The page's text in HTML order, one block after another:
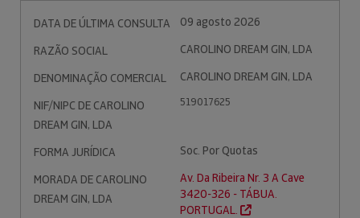
DATA DE ÚLTIMA CONSULTA
09 agosto 2026
RAZÃO SOCIAL
CAROLINO DREAM GIN, LDA
DENOMINAÇÃO COMERCIAL
CAROLINO DREAM GIN, LDA
NIF/NIPC DE CAROLINO
DREAM GIN, LDA
519017625
FORMA JURÍDICA
Soc. Por Quotas
MORADA DE CAROLINO
DREAM GIN, LDA
Av. Da Ribeira Nr. 3 A Cave
3420-326 - TÁBUA.
PORTUGAL.